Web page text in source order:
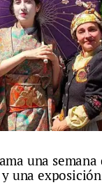
una
una exposición